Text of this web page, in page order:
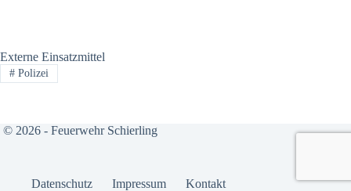
Externe Einsatzmittel
#Polizei
© 2026 - Feuerwehr Schierling
Daten­schutz Impres­sum Kon­takt